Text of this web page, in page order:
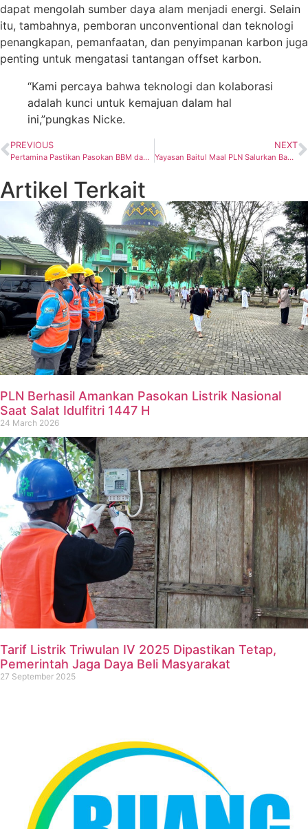
dapat mengolah sumber daya alam menjadi energi. Selain
itu, tambahnya, pemboran unconventional dan teknologi
penangkapan, pemanfaatan, dan penyimpanan karbon juga
penting untuk mengatasi tantangan offset karbon.
“Kami percaya bahwa teknologi dan kolaborasi
adalah kunci untuk kemajuan dalam hal
ini,”pungkas Nicke.
PREVIOUS
Pertamina Pastikan Pasokan BBM dan LPG Normal Paska Gempa Tuban
NEXT
Yayasan Baitul Maal PLN Salurkan Bantuan untuk Anak Yatim, Dhuafa dan Kaum Difabel
Artikel Terkait
PLN Berhasil Amankan Pasokan Listrik Nasional
Saat Salat Idulfitri 1447 H
24 March 2026
Tarif Listrik Triwulan IV 2025 Dipastikan Tetap,
Pemerintah Jaga Daya Beli Masyarakat
27 September 2025